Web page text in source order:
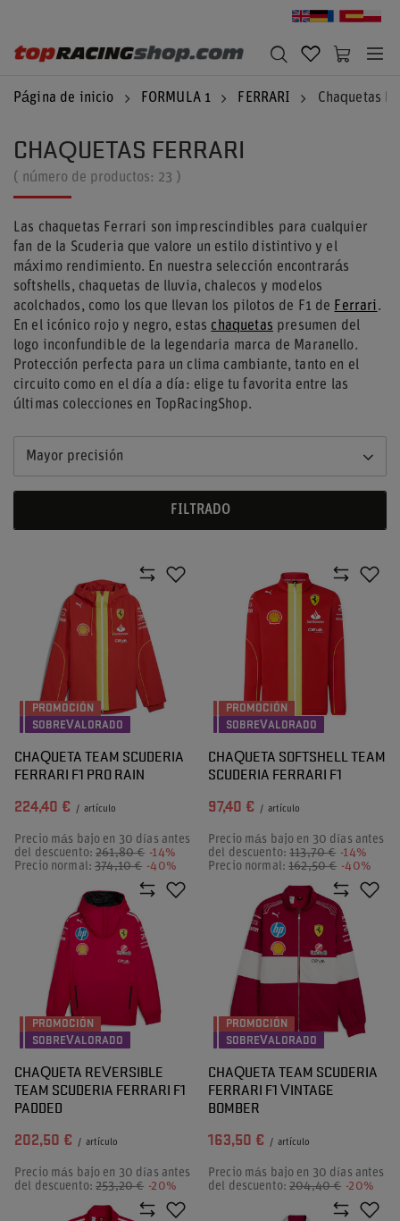
Página de inicio FORMULA 1 FERRARI Chaquetas
CHAQUETAS FERRARI
( número de productos: 23 )
Las chaquetas Ferrari son imprescindibles para cualquier
fan de la Scuderia que valore un estilo distintivo y el
máximo rendimiento. En nuestra selección encontrarás
softshells, chaquetas de lluvia, chalecos y modelos
acolchados, como los que llevan los pilotos de F1 de Ferrari.
En el icónico rojo y negro, estas chaquetas presumen del
logo inconfundible de la legendaria marca de Maranello.
Protección perfecta para un clima cambiante, tanto en el
circuito como en el día a día: elige tu favorita entre las
últimas colecciones en TopRacingShop.
Mayor precisión
FILTRADO
PROMOCIÓN
SOBREVALORADO
CHAQUETA TEAM SCUDERIA
FERRARI F1 PRO RAIN
224,40 € / artículo
Precio más bajo en 30 días antes
del descuento:261,80 € -14%
Precio normal:374,10 € -40%
PROMOCIÓN
SOBREVALORADO
CHAQUETA SOFTSHELL TEAM
SCUDERIA FERRARI F1
97,40 € / artículo
Precio más bajo en 30 días antes
del descuento:113,70 € -14%
Precio normal:162,50 € -40%
PROMOCIÓN
SOBREVALORADO
CHAQUETA REVERSIBLE
TEAM SCUDERIA FERRARI F1
PADDED
202,50 € / artículo
Precio más bajo en 30 días antes
del descuento:253,20 € -20%
PROMOCIÓN
SOBREVALORADO
CHAQUETA TEAM SCUDERIA
FERRARI F1 VINTAGE
BOMBER
163,50 € / artículo
Precio más bajo en 30 días antes
del descuento:204,40 € -20%